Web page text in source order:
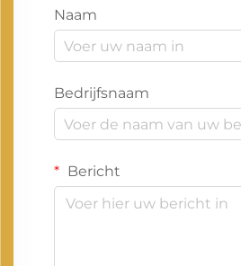
Naam
Bedrijfsnaam
Bericht